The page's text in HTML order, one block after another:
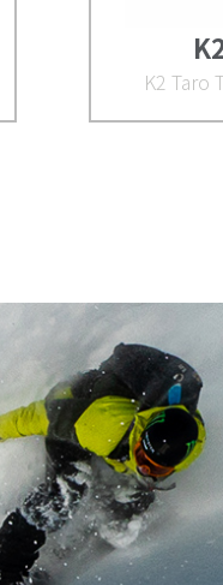
K2 Taro